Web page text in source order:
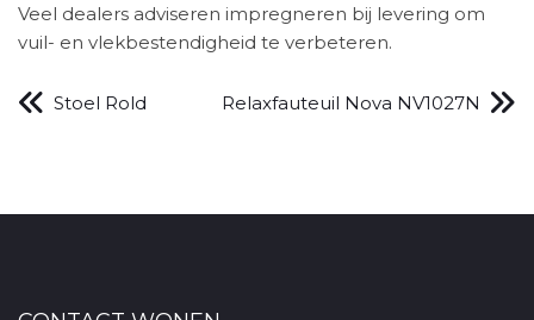
Veel dealers adviseren impregneren bij levering om
vuil- en vlekbestendigheid te verbeteren.
Stoel Rold Relaxfauteuil Nova NV1027N